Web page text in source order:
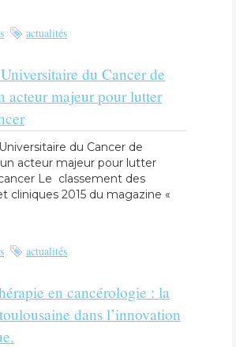
actualités
du Cancer de
acteur majeur pour lutter
du Cancer de
un acteur majeur pour lutter
Le classement des
cliniques 2015 du magazine «
actualités
en cancérologie : la
dans l’innovation